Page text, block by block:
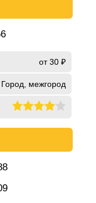
от 30 ₽
Город, межгород